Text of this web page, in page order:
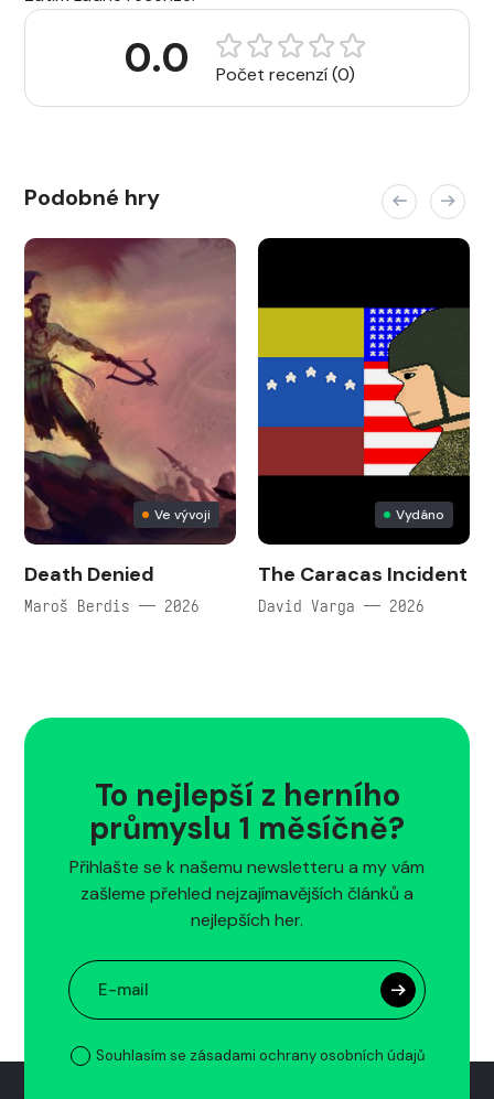
0.0 Počet recenzí (0)
Podobné hry
Ve vývoji
Death Denied
Maroš Berdis — 2026
Vydáno
The Caracas Incident
David Varga — 2026
To nejlepší z herního
průmyslu 1 měsíčně?
Přihlašte se k našemu newsletteru a my vám
zašleme přehled nejzajímavějších článků a
nejlepších her.
Souhlasím se zásadami ochrany osobních údajů